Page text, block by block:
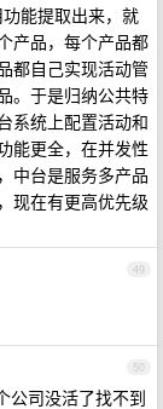
能提取出来，就
产品，每个产品都
都自己实现活动管
。于是归纳公共特
系统上配置活动和
能更全，在并发性
中台是服务多产品
现在有更高优先级
49
50
公司没活了找不到